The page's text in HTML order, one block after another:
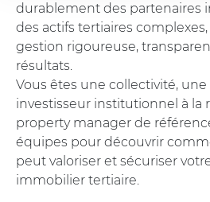
durablement des partenaires
des actifs tertiaires
gestion rigoureuse,
résultats.
Vous êtes une collectivité, une
investisseur institutionnel à la
property manager de
équipes pour découvrir
peut valoriser et sécuriser
immobilier tertiaire.